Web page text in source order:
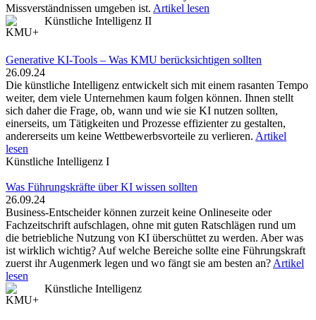
Missverständnissen umgeben ist. Artikel lesen
Künstliche Intelligenz II
Generative KI-Tools – Was KMU berücksichtigen sollten
26.09.24
Die künstliche Intelligenz entwickelt sich mit einem rasanten Tempo
weiter, dem viele ­Unternehmen kaum folgen können. Ihnen stellt
sich daher die Frage, ob, wann und wie sie KI nutzen sollten,
einerseits, um Tätigkeiten und Prozesse effizienter zu gestalten,
andererseits um keine Wettbewerbsvorteile zu verlieren. Artikel
lesen
Künstliche Intelligenz I
Was Führungskräfte über KI wissen sollten
26.09.24
Business-Entscheider können zurzeit keine Onlineseite oder
Fachzeitschrift aufschlagen, ohne mit guten Ratschlägen rund um
die betriebliche Nutzung von KI überschüttet zu werden. Aber was
ist wirklich wichtig? Auf welche Bereiche sollte eine Führungskraft
zuerst ­ihr Augenmerk legen und wo fängt sie am besten an? Artikel
lesen
Künstliche Intelligenz